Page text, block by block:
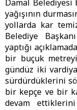
Damal Belediyesi
yağışının
yollarda kar
Belediye
yaptığı
bir buçuk
gündüz iki
sürdürdüklerini
bir kepçe ve bir
devam